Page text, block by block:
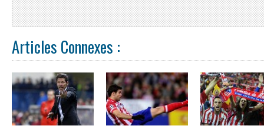
Articles Connexes :